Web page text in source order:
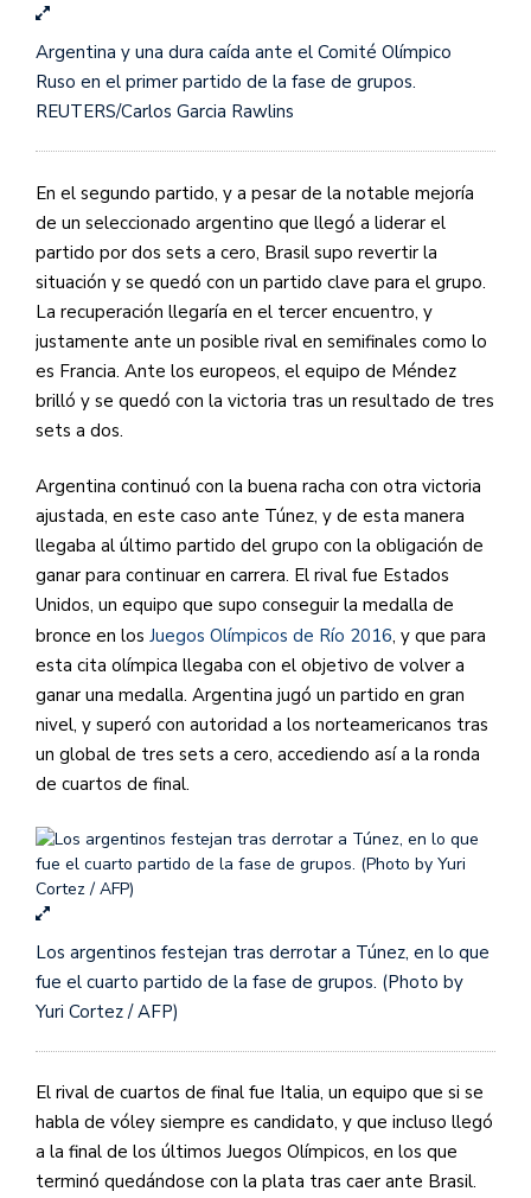
Argentina y una dura caída ante el Comité Olímpico
Ruso en el primer partido de la fase de grupos.
REUTERS/Carlos Garcia Rawlins
En el segundo partido, y a pesar de la notable mejoría
de un seleccionado argentino que llegó a liderar el
partido por dos sets a cero, Brasil supo revertir la
situación y se quedó con un partido clave para el grupo.
La recuperación llegaría en el tercer encuentro, y
justamente ante un posible rival en semifinales como lo
es Francia. Ante los europeos, el equipo de Méndez
brilló y se quedó con la victoria tras un resultado de tres
sets a dos.
Argentina continuó con la buena racha con otra victoria
ajustada, en este caso ante Túnez, y de esta manera
llegaba al último partido del grupo con la obligación de
ganar para continuar en carrera. El rival fue Estados
Unidos, un equipo que supo conseguir la medalla de
bronce en los Juegos Olímpicos de Río 2016, y que para
esta cita olímpica llegaba con el objetivo de volver a
ganar una medalla. Argentina jugó un partido en gran
nivel, y superó con autoridad a los norteamericanos tras
un global de tres sets a cero, accediendo así a la ronda
de cuartos de final.
Los argentinos festejan tras derrotar a Túnez, en lo que
fue el cuarto partido de la fase de grupos. (Photo by
Yuri Cortez / AFP)
El rival de cuartos de final fue Italia, un equipo que si se
habla de vóley siempre es candidato, y que incluso llegó
a la final de los últimos Juegos Olímpicos, en los que
terminó quedándose con la plata tras caer ante Brasil.